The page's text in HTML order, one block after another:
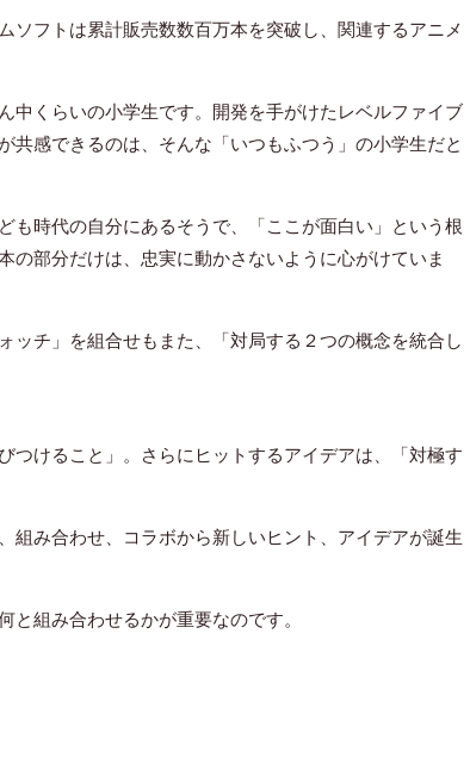
ソフトは累計販売数数百万本を突破し、関連するアニメ
中くらいの小学生です。開発を手がけたレベルファイブ
共感できるのは、そんな「いつもふつう」の小学生だと
も時代の自分にあるそうで、「ここが面白い」という根
の部分だけは、忠実に動かさないように心がけていま
ッチ」を組合せもまた、「対局する２つの概念を統合し
つけること」。さらにヒットするアイデアは、「対極す
組み合わせ、コラボから新しいヒント、アイデアが誕生
組み合わせるかが重要なのです。